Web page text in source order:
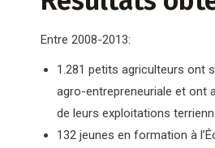
Entre 2008-2013:
1.281 petits agriculteurs ont
agro-entrepreneuriale et ont
de leurs exploitations
132 jeunes en formation à